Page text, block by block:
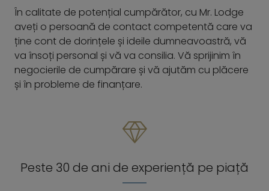
În calitate de potențial cumpărător, cu Mr. Lodge
aveți o persoană de contact competentă care va
ține cont de dorințele și ideile dumneavoastră, vă
va însoți personal și vă va consilia. Vă sprijinim în
negocierile de cumpărare și vă ajutăm cu plăcere
și în probleme de finanțare.
Peste 30 de ani de experiență pe piață